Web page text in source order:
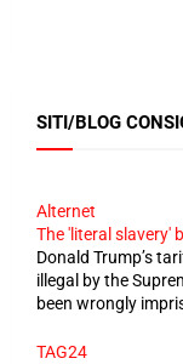
SITI/BLOG
Alternet
The 'literal slavery'
Donald Trump’s
illegal by the
been wrongly
TAG24